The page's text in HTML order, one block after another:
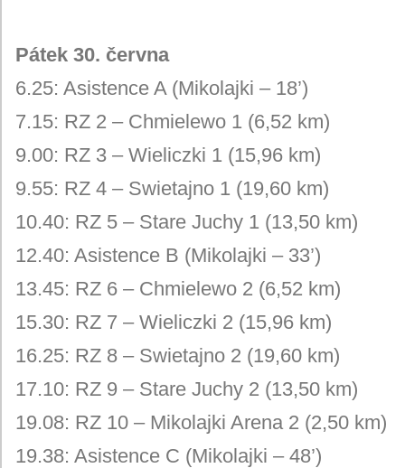
Pátek 30. června
6.25: Asistence A (Mikolajki – 18’)
7.15: RZ 2 – Chmielewo 1 (6,52 km)
9.00: RZ 3 – Wieliczki 1 (15,96 km)
9.55: RZ 4 – Swietajno 1 (19,60 km)
10.40: RZ 5 – Stare Juchy 1 (13,50 km)
12.40: Asistence B (Mikolajki – 33’)
13.45: RZ 6 – Chmielewo 2 (6,52 km)
15.30: RZ 7 – Wieliczki 2 (15,96 km)
16.25: RZ 8 – Swietajno 2 (19,60 km)
17.10: RZ 9 – Stare Juchy 2 (13,50 km)
19.08: RZ 10 – Mikolajki Arena 2 (2,50 km)
19.38: Asistence C (Mikolajki – 48’)